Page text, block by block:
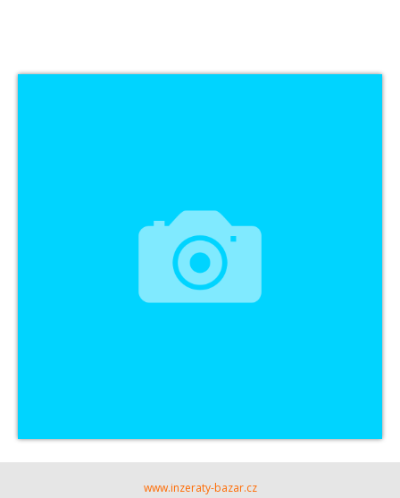
www.inzeraty-bazar.cz